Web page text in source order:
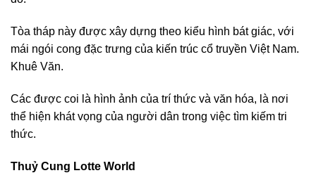
Tòa tháp này được xây dựng theo kiểu hình bát giác, với
mái ngói cong đặc trưng của kiến trúc cổ truyền Việt Nam.
Khuê Văn.
Các được coi là hình ảnh của trí thức và văn hóa, là nơi
thể hiện khát vọng của người dân trong việc tìm kiếm tri
thức.
Thuỷ Cung Lotte World